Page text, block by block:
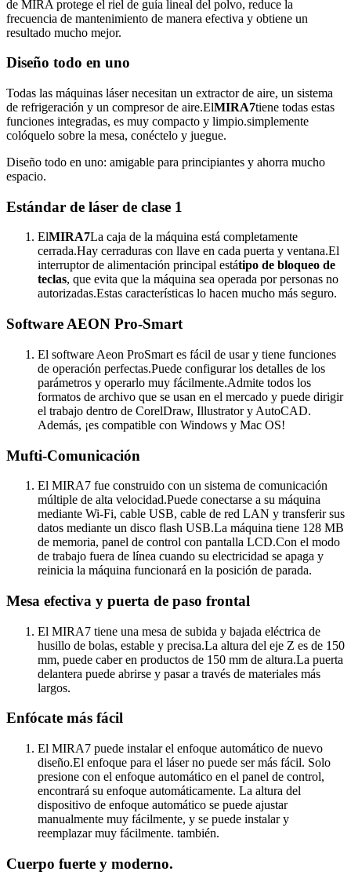
de MIRA protege el riel de guía lineal del polvo, reduce la
frecuencia de mantenimiento de manera efectiva y obtiene un
resultado mucho mejor.
Diseño todo en uno
Todas las máquinas láser necesitan un extractor de aire, un sistema
de refrigeración y un compresor de aire.ElMIRA7tiene todas estas
funciones integradas, es muy compacto y limpio.simplemente
colóquelo sobre la mesa, conéctelo y juegue.
Diseño todo en uno: amigable para principiantes y ahorra mucho
espacio.
Estándar de láser de clase 1
ElMIRA7La caja de la máquina está completamente
cerrada.Hay cerraduras con llave en cada puerta y ventana.El
interruptor de alimentación principal estátipo de bloqueo de
teclas, que evita que la máquina sea operada por personas no
autorizadas.Estas características lo hacen mucho más seguro.
Software AEON Pro-Smart
El software Aeon ProSmart es fácil de usar y tiene funciones
de operación perfectas.Puede configurar los detalles de los
parámetros y operarlo muy fácilmente.Admite todos los
formatos de archivo que se usan en el mercado y puede dirigir
el trabajo dentro de CorelDraw, Illustrator y AutoCAD.
Además, ¡es compatible con Windows y Mac OS!
Mufti-Comunicación
El MIRA7 fue construido con un sistema de comunicación
múltiple de alta velocidad.Puede conectarse a su máquina
mediante Wi-Fi, cable USB, cable de red LAN y transferir sus
datos mediante un disco flash USB.La máquina tiene 128 MB
de memoria, panel de control con pantalla LCD.Con el modo
de trabajo fuera de línea cuando su electricidad se apaga y
reinicia la máquina funcionará en la posición de parada.
Mesa efectiva y puerta de paso frontal
El MIRA7 tiene una mesa de subida y bajada eléctrica de
husillo de bolas, estable y precisa.La altura del eje Z es de 150
mm, puede caber en productos de 150 mm de altura.La puerta
delantera puede abrirse y pasar a través de materiales más
largos.
Enfócate más fácil
El MIRA7 puede instalar el enfoque automático de nuevo
diseño.El enfoque para el láser no puede ser más fácil. Solo
presione con el enfoque automático en el panel de control,
encontrará su enfoque automáticamente. La altura del
dispositivo de enfoque automático se puede ajustar
manualmente muy fácilmente, y se puede instalar y
reemplazar muy fácilmente. también.
Cuerpo fuerte y moderno.